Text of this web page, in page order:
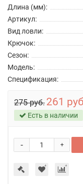
Длина (мм):
Артикул:
Вид ловли:
Крючок:
Сезон:
Модель:
Спецификация:
275 руб. 261
Есть в наличии
+
-